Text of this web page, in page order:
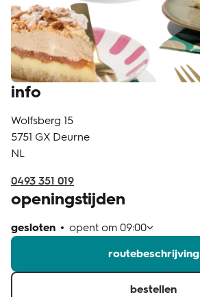
klantenservice
info
Wolfsberg 15
5751 GX Deurne
NL
0493 351 019
openingstijden
gesloten opent om 09:00
routebeschrijving
bestellen